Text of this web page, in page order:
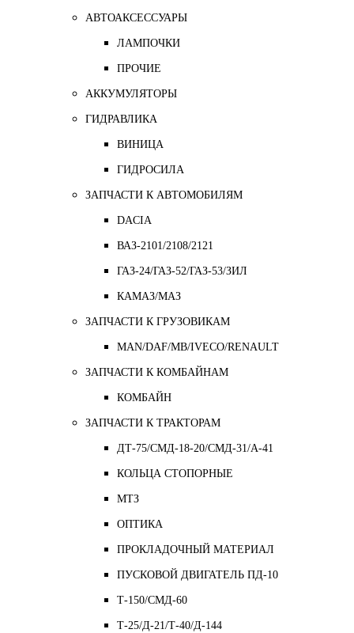
АВТОАКСЕССУАРЫ
ЛАМПОЧКИ
ПРОЧИЕ
АККУМУЛЯТОРЫ
ГИДРАВЛИКА
ВИНИЦА
ГИДРОСИЛА
ЗАПЧАСТИ К АВТОМОБИЛЯМ
DACIA
ВАЗ-2101/2108/2121
ГАЗ-24/ГАЗ-52/ГАЗ-53/ЗИЛ
КАМАЗ/МАЗ
ЗАПЧАСТИ К ГРУЗОВИКАМ
MAN/DAF/MB/IVECO/RENAULT
ЗАПЧАСТИ К КОМБАЙНАМ
КОМБАЙН
ЗАПЧАСТИ К ТРАКТОРАМ
ДТ-75/СМД-18-20/СМД-31/A-41
КОЛЬЦА СТОПОРНЫЕ
МТЗ
ОПТИКА
ПРОКЛАДОЧНЫЙ МАТЕРИАЛ
ПУСКОВОЙ ДВИГАТЕЛЬ ПД-10
Т-150/СМД-60
Т-25/Д-21/Т-40/Д-144